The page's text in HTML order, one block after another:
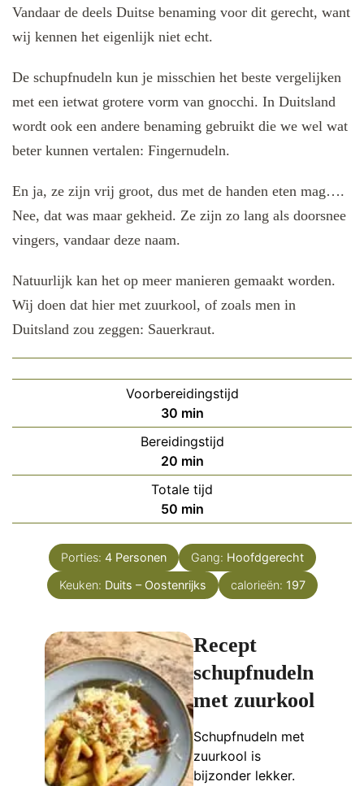
Vandaar de deels Duitse benaming voor dit gerecht, want
wij kennen het eigenlijk niet echt.
De schupfnudeln kun je misschien het beste vergelijken
met een ietwat grotere vorm van gnocchi. In Duitsland
wordt ook een andere benaming gebruikt die we wel wat
beter kunnen vertalen: Fingernudeln.
En ja, ze zijn vrij groot, dus met de handen eten mag….
Nee, dat was maar gekheid. Ze zijn zo lang als doorsnee
vingers, vandaar deze naam.
Natuurlijk kan het op meer manieren gemaakt worden.
Wij doen dat hier met zuurkool, of zoals men in
Duitsland zou zeggen: Sauerkraut.
Voorbereidingstijd
30minuten
min
Bereidingstijd
20minuten
min
Totale tijd
50minuten
min
Porties: 4 Personen Gang: Hoofdgerecht
Keuken: Duits – Oostenrijks calorieën: 197
Recept
schupfnudeln
met zuurkool
Schupfnudeln met
zuurkool is
bijzonder lekker.